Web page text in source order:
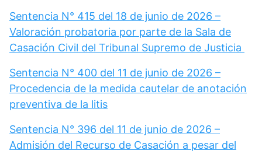
Sentencia N° 415 del 18 de junio de 2026 –
Valoración probatoria por parte de la Sala de
Casación Civil del Tribunal Supremo de Justicia
Sentencia N° 400 del 11 de junio de 2026 –
Procedencia de la medida cautelar de anotación
preventiva de la litis
Sentencia N° 396 del 11 de junio de 2026 –
Admisión del Recurso de Casación a pesar del